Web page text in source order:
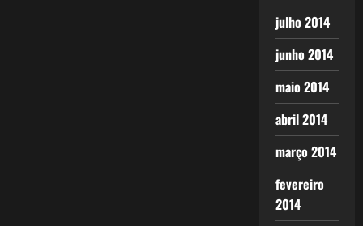
julho 2014
junho 2014
maio 2014
abril 2014
março 2014
fevereiro
2014